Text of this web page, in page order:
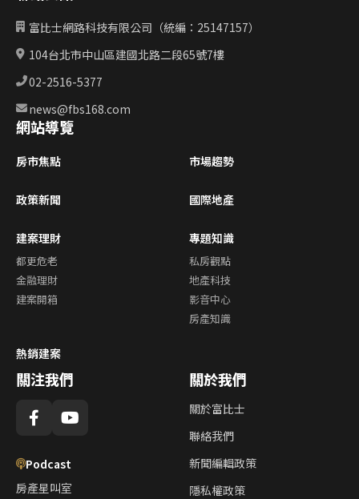
富比士網路科技有限公司（統編：25147157）
104台北市中山區建國北路二段65號7樓
02-2516-5377
news@fbs168.com
網站導覽
房市焦點 市場趨勢
政策新聞 國際地產
建案理財
都更危老
金融理財
建案開箱
專題知識
私房觀點
地產科技
影音中心
房產知識
熱銷建案
關注我們
Podcast
房產星叫室
關於我們
關於富比士
聯絡我們
新聞編輯政策
隱私權政策